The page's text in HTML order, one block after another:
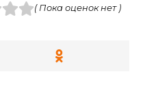
( Пока оценок нет )